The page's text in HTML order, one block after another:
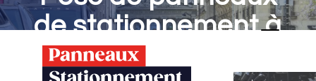
de stationnement à
Éragny